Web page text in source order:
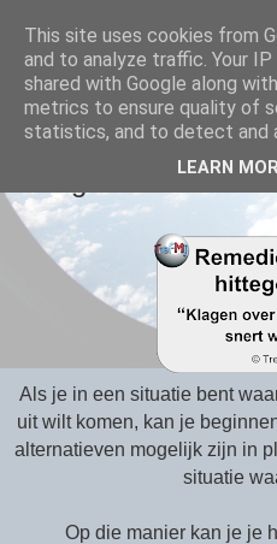
TrefMij -
Als je in een situatie bent
uit wilt komen, kan je
alternatieven mogelijk zijn in
situatie
Op die manier kan je je
This site uses cookies from
and to analyze traffic. Your
shared with Google along
metrics to ensure quality of
statistics, and to detect and
LEARN